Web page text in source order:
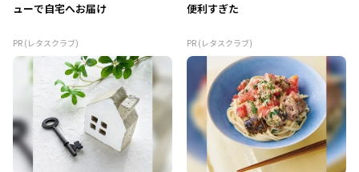
ューで自宅へお届け
PR (レタスクラブ)
便利すぎた
PR (レタスクラブ)